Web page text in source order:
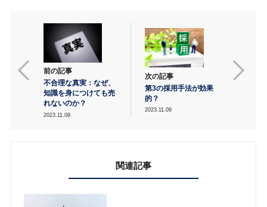
前の記事
不合理な真実：なぜ、
知識を身につけても売
れないのか？
2023.11.09
次の記事
第3の採用手法が効果
的？
2023.11.09
関連記事